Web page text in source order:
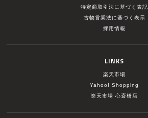
特定商取引法に基づく表記
古物営業法に基づく表示
採用情報
LINKS
楽天市場
Yahoo! Shopping
楽天市場 心斎橋店